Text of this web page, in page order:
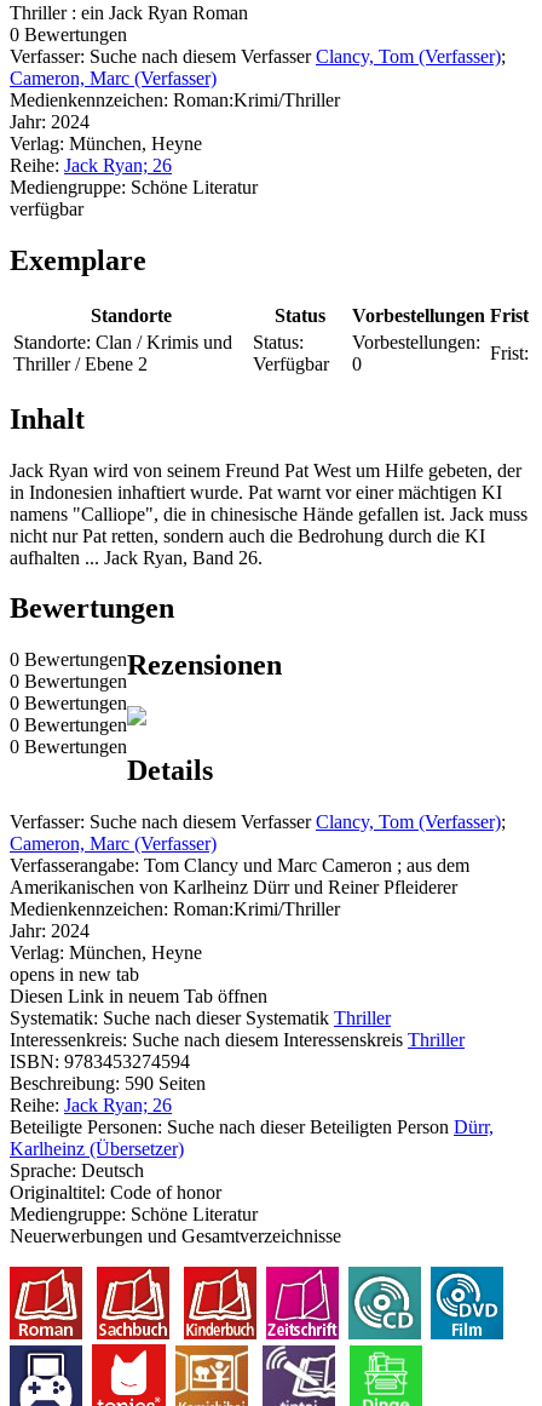
Thriller : ein Jack Ryan Roman
0 Bewertungen
Verfasser: Suche nach diesem Verfasser Clancy, Tom (Verfasser);
Cameron, Marc (Verfasser)
Medienkennzeichen: Roman:Krimi/Thriller
Jahr: 2024
Verlag: München, Heyne
Reihe: Jack Ryan; 26
Mediengruppe: Schöne Literatur
verfügbar
Exemplare
Standorte Status Vorbestellungen Frist
Standorte: Clan / Krimis und
Thriller / Ebene 2
Status:
Verfügbar
Vorbestellungen:
0
Frist:
Inhalt
Jack Ryan wird von seinem Freund Pat West um Hilfe gebeten, der
in Indonesien inhaftiert wurde. Pat warnt vor einer mächtigen KI
namens "Calliope", die in chinesische Hände gefallen ist. Jack muss
nicht nur Pat retten, sondern auch die Bedrohung durch die KI
aufhalten ... Jack Ryan, Band 26.
Bewertungen
0 Bewertungen
0 Bewertungen
0 Bewertungen
0 Bewertungen
0 Bewertungen
Rezensionen
Details
Verfasser: Suche nach diesem Verfasser Clancy, Tom (Verfasser);
Cameron, Marc (Verfasser)
Verfasserangabe: Tom Clancy und Marc Cameron ; aus dem
Amerikanischen von Karlheinz Dürr und Reiner Pfleiderer
Medienkennzeichen: Roman:Krimi/Thriller
Jahr: 2024
Verlag: München, Heyne
opens in new tab
Diesen Link in neuem Tab öffnen
Systematik: Suche nach dieser Systematik Thriller
Interessenkreis: Suche nach diesem Interessenskreis Thriller
ISBN: 9783453274594
Beschreibung: 590 Seiten
Reihe: Jack Ryan; 26
Beteiligte Personen: Suche nach dieser Beteiligten Person Dürr,
Karlheinz (Übersetzer)
Sprache: Deutsch
Originaltitel: Code of honor
Mediengruppe: Schöne Literatur
Neuerwerbungen und Gesamtverzeichnisse